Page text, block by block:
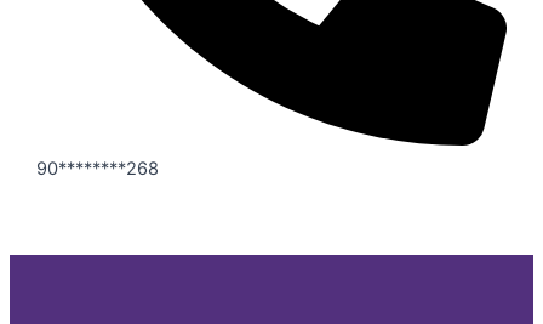
90********268